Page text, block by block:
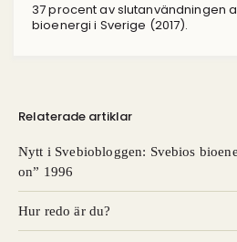
37 procent av slutanvändningen
bioenergi i Sverige (2017).
Relaterade artiklar
Nytt i Svebiobloggen: Svebios
on” 1996
Hur redo är du?